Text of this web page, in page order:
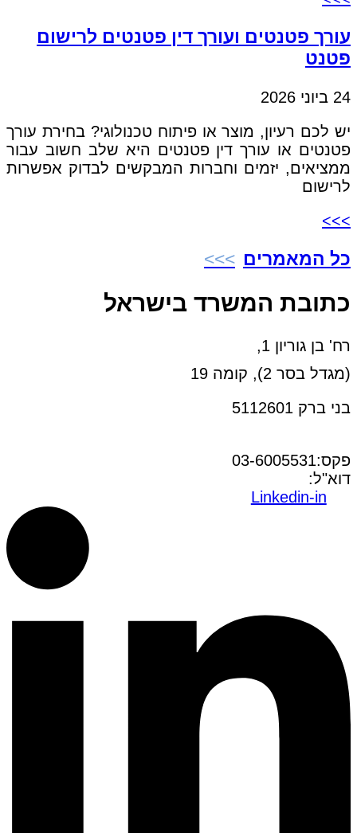
עורך פטנטים ועורך דין פטנטים לרישום
פטנט
24 ביוני 2026
יש לכם רעיון, מוצר או פיתוח טכנולוגי? בחירת עורך
פטנטים או עורך דין פטנטים היא שלב חשוב עבור
ממציאים, יזמים וחברות המבקשים לבדוק אפשרות
לרישום
>>>
כל המאמרים
כתובת המשרד בישראל
רח' בן גוריון 1,
(מגדל בסר 2), קומה 19
בני ברק 5112601
פקס:03-6005531
דוא"ל:
Linkedin-in